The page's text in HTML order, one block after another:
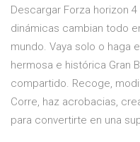
Descargar Forza horizon
dinámicas cambian todo
mundo. Vaya solo o haga
hermosa e histórica Gran
compartido. Recoge,
Corre, haz acrobacias,
para convertirte en una